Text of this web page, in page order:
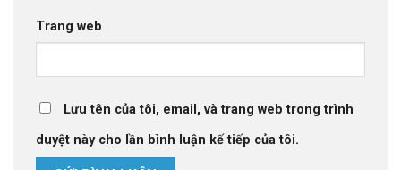
Trang web
Lưu tên của tôi, email, và trang web trong trình
duyệt này cho lần bình luận kế tiếp của tôi.